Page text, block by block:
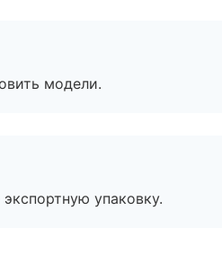
модели.
упаковку.